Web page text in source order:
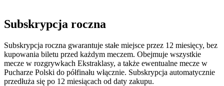
Subskrypcja roczna
Subskrypcja roczna gwarantuje stałe miejsce przez 12 miesięcy, bez
kupowania biletu przed każdym meczem. Obejmuje wszystkie
mecze w rozgrywkach Ekstraklasy, a także ewentualne mecze w
Pucharze Polski do półfinału włącznie. Subskrypcja automatycznie
przedłuża się po 12 miesiącach od daty zakupu.